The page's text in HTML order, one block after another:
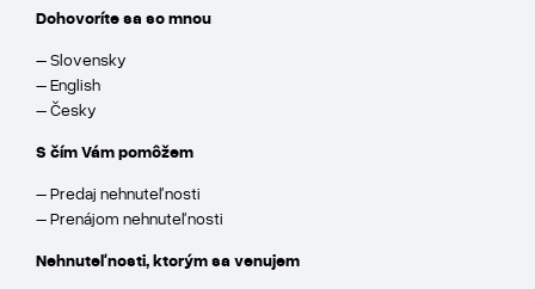
Dohovoríte sa so mnou
– Slovensky
– English
– Česky
S čím Vám pomôžem
– Predaj nehnuteľnosti
– Prenájom nehnuteľnosti
Nehnuteľnosti, ktorým sa venujem